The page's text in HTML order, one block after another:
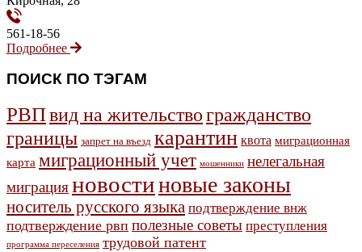
561-18-56
Подробнее
ПОИСК ПО ТЭГАМ
РВПвид на жительствогражданство
границы запрет на въезд карантин квота миграционная
карта миграционный учет мошенники нелегальная
миграцияновостиновые законы
носитель русского языка подтверждение внж
подтверждение рвп полезные советы преступления
программа переселения трудовой патент